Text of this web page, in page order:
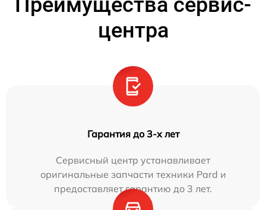
центра
Гарантия до 3-х лет
Сервисный центр устанавливает
оригинальные запчасти техники Pard и
предоставляет гарантию до 3 лет.